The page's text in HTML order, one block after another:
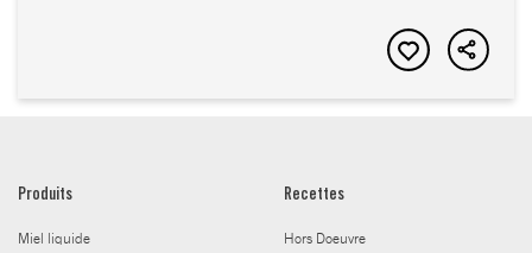
Produits
Miel liquide
Recettes
Hors Doeuvre